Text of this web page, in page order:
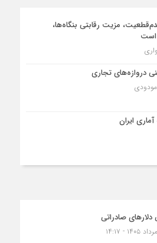
مزیت رقابتی بنگاه‌ها،
است
دروازه‌های تجاری
ایران
دلارهای صادراتی